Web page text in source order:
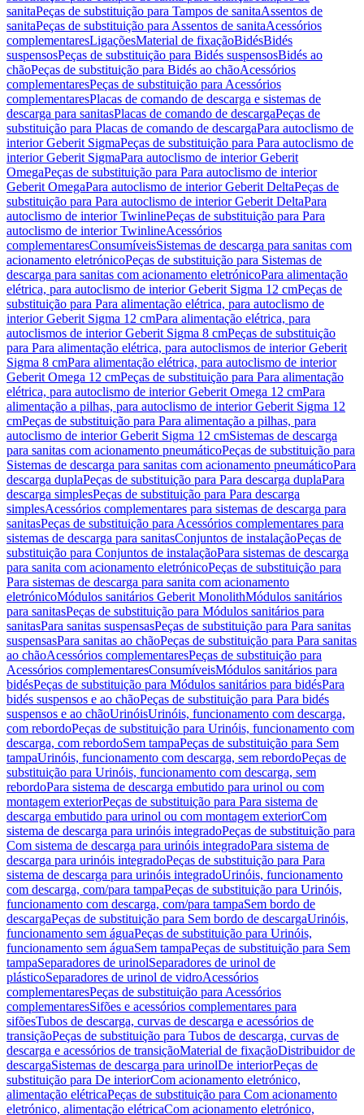
sanitaPeças de substituição para Tampos de sanitaAssentos de
sanitaPeças de substituição para Assentos de sanitaAcessórios
complementaresLigaçõesMaterial de fixaçãoBidésBidés
suspensosPeças de substituição para Bidés suspensosBidés ao
chãoPeças de substituição para Bidés ao chãoAcessórios
complementaresPeças de substituição para Acessórios
complementaresPlacas de comando de descarga e sistemas de
descarga para sanitasPlacas de comando de descargaPeças de
substituição para Placas de comando de descargaPara autoclismo de
interior Geberit SigmaPeças de substituição para Para autoclismo de
interior Geberit SigmaPara autoclismo de interior Geberit
OmegaPeças de substituição para Para autoclismo de interior
Geberit OmegaPara autoclismo de interior Geberit DeltaPeças de
substituição para Para autoclismo de interior Geberit DeltaPara
autoclismo de interior TwinlinePeças de substituição para Para
autoclismo de interior TwinlineAcessórios
complementaresConsumíveisSistemas de descarga para sanitas com
acionamento eletrónicoPeças de substituição para Sistemas de
descarga para sanitas com acionamento eletrónicoPara alimentação
elétrica, para autoclismo de interior Geberit Sigma 12 cmPeças de
substituição para Para alimentação elétrica, para autoclismo de
interior Geberit Sigma 12 cmPara alimentação elétrica, para
autoclismos de interior Geberit Sigma 8 cmPeças de substituição
para Para alimentação elétrica, para autoclismos de interior Geberit
Sigma 8 cmPara alimentação elétrica, para autoclismo de interior
Geberit Omega 12 cmPeças de substituição para Para alimentação
elétrica, para autoclismo de interior Geberit Omega 12 cmPara
alimentação a pilhas, para autoclismo de interior Geberit Sigma 12
cmPeças de substituição para Para alimentação a pilhas, para
autoclismo de interior Geberit Sigma 12 cmSistemas de descarga
para sanitas com acionamento pneumáticoPeças de substituição para
Sistemas de descarga para sanitas com acionamento pneumáticoPara
descarga duplaPeças de substituição para Para descarga duplaPara
descarga simplesPeças de substituição para Para descarga
simplesAcessórios complementares para sistemas de descarga para
sanitasPeças de substituição para Acessórios complementares para
sistemas de descarga para sanitasConjuntos de instalaçãoPeças de
substituição para Conjuntos de instalaçãoPara sistemas de descarga
para sanita com acionamento eletrónicoPeças de substituição para
Para sistemas de descarga para sanita com acionamento
eletrónicoMódulos sanitários Geberit MonolithMódulos sanitários
para sanitasPeças de substituição para Módulos sanitários para
sanitasPara sanitas suspensasPeças de substituição para Para sanitas
suspensasPara sanitas ao chãoPeças de substituição para Para sanitas
ao chãoAcessórios complementaresPeças de substituição para
Acessórios complementaresConsumíveisMódulos sanitários para
bidésPeças de substituição para Módulos sanitários para bidésPara
bidés suspensos e ao chãoPeças de substituição para Para bidés
suspensos e ao chãoUrinóisUrinóis, funcionamento com descarga,
com rebordoPeças de substituição para Urinóis, funcionamento com
descarga, com rebordoSem tampaPeças de substituição para Sem
tampaUrinóis, funcionamento com descarga, sem rebordoPeças de
substituição para Urinóis, funcionamento com descarga, sem
rebordoPara sistema de descarga embutido para urinol ou com
montagem exteriorPeças de substituição para Para sistema de
descarga embutido para urinol ou com montagem exteriorCom
sistema de descarga para urinóis integradoPeças de substituição para
Com sistema de descarga para urinóis integradoPara sistema de
descarga para urinóis integradoPeças de substituição para Para
sistema de descarga para urinóis integradoUrinóis, funcionamento
com descarga, com/para tampaPeças de substituição para Urinóis,
funcionamento com descarga, com/para tampaSem bordo de
descargaPeças de substituição para Sem bordo de descargaUrinóis,
funcionamento sem águaPeças de substituição para Urinóis,
funcionamento sem águaSem tampaPeças de substituição para Sem
tampaSeparadores de urinolSeparadores de urinol de
plásticoSeparadores de urinol de vidroAcessórios
complementaresPeças de substituição para Acessórios
complementaresSifões e acessórios complementares para
sifõesTubos de descarga, curvas de descarga e acessórios de
transiçãoPeças de substituição para Tubos de descarga, curvas de
descarga e acessórios de transiçãoMaterial de fixaçãoDistribuidor de
descargaSistemas de descarga para urinolDe interiorPeças de
substituição para De interiorCom acionamento eletrónico,
alimentação elétricaPeças de substituição para Com acionamento
eletrónico, alimentação elétricaCom acionamento eletrónico,